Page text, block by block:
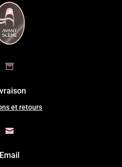

et retours

Email